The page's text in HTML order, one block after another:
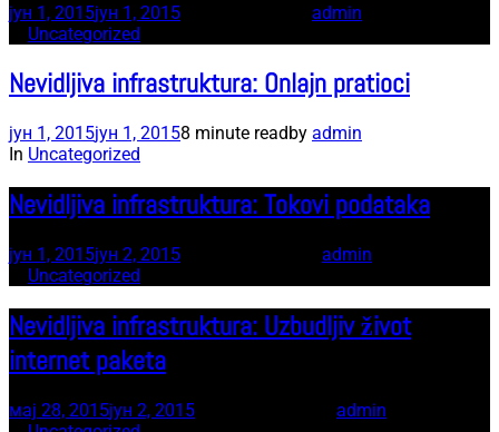
јун 1, 2015јун 1, 2015
admin
Uncategorized
Nevidljiva infrastruktura: Onlajn pratioci
јун 1, 2015јун 1, 20158 minute readby admin
In Uncategorized
Nevidljiva infrastruktura: Tokovi podataka
јун 1, 2015јун 2, 2015
admin
Uncategorized
Nevidljiva infrastruktura: Uzbudljiv život
internet paketa
мај 28, 2015јун 2, 2015
admin